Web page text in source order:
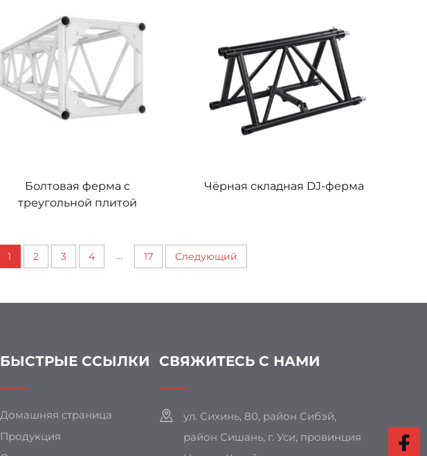
Болтовая ферма с
треугольной плитой
Чёрная складная DJ-ферма
1 2 3 4 ... 17 Следующий
БЫСТРЫЕ ССЫЛКИ
Домашняя страница
Продукция
СВЯЖИТЕСЬ С НАМИ
ул. Сихинь, 80, район Сибэй,
район Сишань, г. Уси, провинция